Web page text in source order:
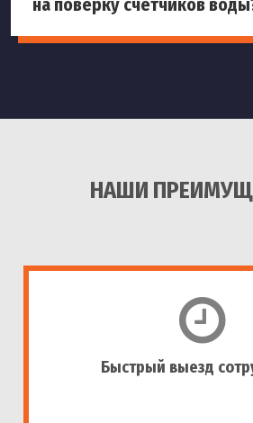
на поверку счетчиков
НАШИ
Быстрый выезд